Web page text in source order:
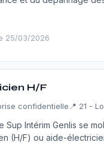
25/03/2026
H/F
confidentielle 📍 21 -
Sup Intérim Genlis se
(H/F) ou aide-